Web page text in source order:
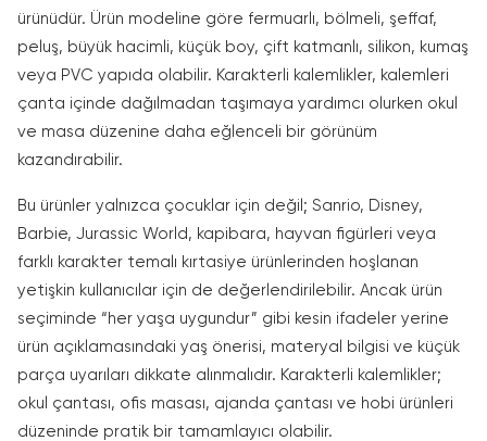
ürünüdür. Ürün modeline göre fermuarlı, bölmeli, şeffaf,
peluş, büyük hacimli, küçük boy, çift katmanlı, silikon, kumaş
veya PVC yapıda olabilir. Karakterli kalemlikler, kalemleri
çanta içinde dağılmadan taşımaya yardımcı olurken okul
ve masa düzenine daha eğlenceli bir görünüm
kazandırabilir.
Bu ürünler yalnızca çocuklar için değil; Sanrio, Disney,
Barbie, Jurassic World, kapibara, hayvan figürleri veya
farklı karakter temalı kırtasiye ürünlerinden hoşlanan
yetişkin kullanıcılar için de değerlendirilebilir. Ancak ürün
seçiminde “her yaşa uygundur” gibi kesin ifadeler yerine
ürün açıklamasındaki yaş önerisi, materyal bilgisi ve küçük
parça uyarıları dikkate alınmalıdır. Karakterli kalemlikler;
okul çantası, ofis masası, ajanda çantası ve hobi ürünleri
düzeninde pratik bir tamamlayıcı olabilir.